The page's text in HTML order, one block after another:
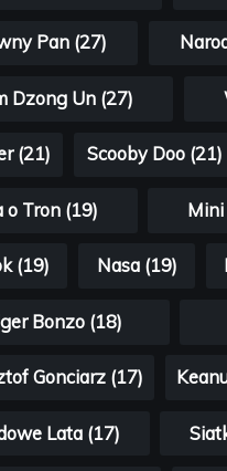
Pan (27)
Dzong Un (27)
(21) Scooby Doo (21)
o Tron (19) Mini
(19) Nasa (19)
Bonzo (18)
Gonciarz (17)
Lata (17)